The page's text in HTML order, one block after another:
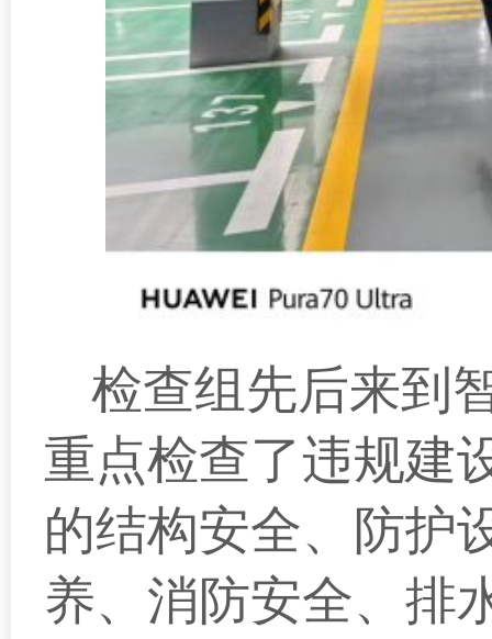
检查组先后来到
重点检查了违规建
的结构安全、防护
养、消防安全、排